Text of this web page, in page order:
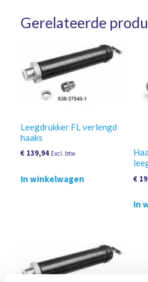
Gerelateerde
Leegdrukker FL verlengd
haaks
€ 139,94 Excl. btw
In winkelwagen €
In